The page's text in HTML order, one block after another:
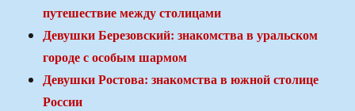
путешествие между столицами
Девушки Березовский: знакомства в уральском
городе с особым шармом
Девушки Ростова: знакомства в южной столице
России